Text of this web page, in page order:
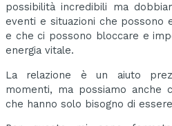
possibilità incredibili ma
eventi e situazioni che possono
e che ci possono bloccare e
energia vitale.
La relazione è un aiuto
momenti, ma possiamo anche
che hanno solo bisogno di